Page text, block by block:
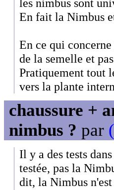
En fait la Nimbus
En ce qui
de la semelle et
Pratiquement tout
vers la plante
chaussure +
nimbus ? par
Il y a des tests
testée, pas la
dit, la Nimbus n'est